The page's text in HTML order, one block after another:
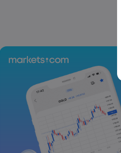
Markets.com Support Team 2025 Jul 12, 21:00
Wochenausblick: Inflationsdaten aus
Vereinigten Königreich im Fokus
Indizes
Markets.com Support Team 2025 Jul 05, 21:00
Wochenausblick: Der Fokus der
Indizes